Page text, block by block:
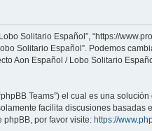
Solitario Español”, “https://
Solitario Español”. Podemos
Aon Español / Lobo Solitario
Teams”) el cual es una
facilita discusiones basadas
por favor visite: https://